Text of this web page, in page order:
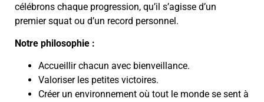
célébrons chaque progression, qu’il s’agisse d’un
premier squat ou d’un record personnel.
Notre philosophie :
Accueillir chacun avec bienveillance.
Valoriser les petites victoires.
Créer un environnement où tout le monde se sent à